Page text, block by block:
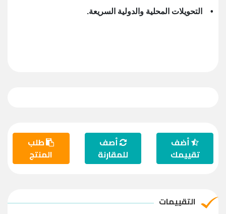
• التحويلات المحلية والدولية السريعة.
أضف
تقييمك
أصف
للمقارنة
طلب
المنتج
التقييمات